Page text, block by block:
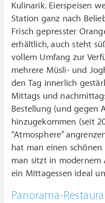
Kulinarik. Eierspeisen
Station ganz nach
Frisch gepresster
erhältlich, auch steht
vollem Umfang zur
mehrere Müsli- und
den Tag innerlich
Mittags und
Bestellung (und gegen
hinzugekommen (seit
“Atmosphere”
hat man einen schönen
man sitzt in modernem
ein Mittagessen ideal
Panorama-